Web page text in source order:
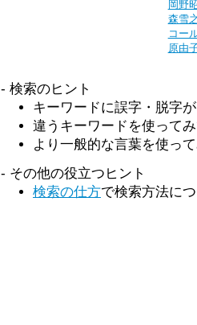
岡野
森雪
コー
原由
‐ 検索のヒント
キーワードに誤字・脱字
違うキーワードを使って
より一般的な言葉を使っ
‐ その他の役立つヒント
検索の仕方で検索方法に